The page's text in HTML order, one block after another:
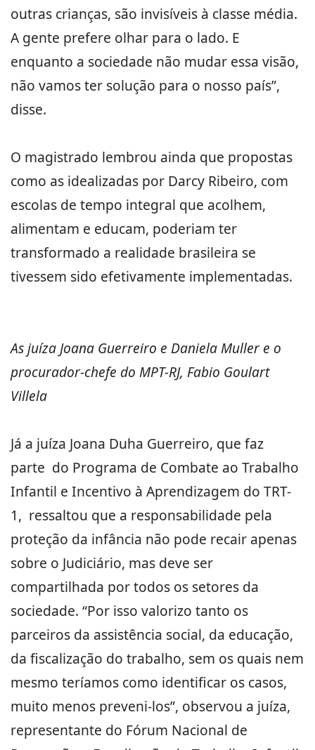
outras crianças, são invisíveis à classe média.
A gente prefere olhar para o lado. E
enquanto a sociedade não mudar essa visão,
não vamos ter solução para o nosso país”,
disse.
O magistrado lembrou ainda que propostas
como as idealizadas por Darcy Ribeiro, com
escolas de tempo integral que acolhem,
alimentam e educam, poderiam ter
transformado a realidade brasileira se
tivessem sido efetivamente implementadas.
As juíza Joana Guerreiro e Daniela Muller e o
procurador-chefe do MPT-RJ, Fabio Goulart
Villela
Já a juíza Joana Duha Guerreiro, que faz
parte do Programa de Combate ao Trabalho
Infantil e Incentivo à Aprendizagem do TRT-
1, ressaltou que a responsabilidade pela
proteção da infância não pode recair apenas
sobre o Judiciário, mas deve ser
compartilhada por todos os setores da
sociedade. “Por isso valorizo tanto os
parceiros da assistência social, da educação,
da fiscalização do trabalho, sem os quais nem
mesmo teríamos como identificar os casos,
muito menos preveni-los”, observou a juíza,
representante do Fórum Nacional de